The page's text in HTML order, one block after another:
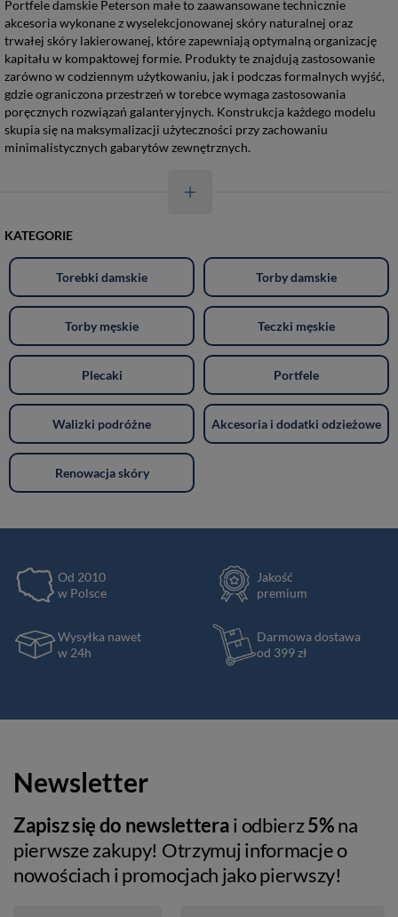
Portfele damskie Peterson małe to zaawansowane technicznie
akcesoria wykonane z wyselekcjonowanej skóry naturalnej oraz
trwałej skóry lakierowanej, które zapewniają optymalną organizację
kapitału w kompaktowej formie. Produkty te znajdują zastosowanie
zarówno w codziennym użytkowaniu, jak i podczas formalnych wyjść,
gdzie ograniczona przestrzeń w torebce wymaga zastosowania
poręcznych rozwiązań galanteryjnych. Konstrukcja każdego modelu
skupia się na maksymalizacji użyteczności przy zachowaniu
minimalistycznych gabarytów zewnętrznych.
KATEGORIE
Torebki damskie Torby damskie
Torby męskie Teczki męskie
Plecaki Portfele
Walizki podróżne Akcesoria i dodatki odzieżowe
Renowacja skóry
Od 2010
w Polsce
Jakość
premium
Wysyłka nawet
w 24h
Darmowa dostawa
od 399 zł
Newsletter
Zapisz się do newsletterai odbierz5%na
pierwsze zakupy! Otrzymuj informacje o
nowościach i promocjach jako pierwszy!